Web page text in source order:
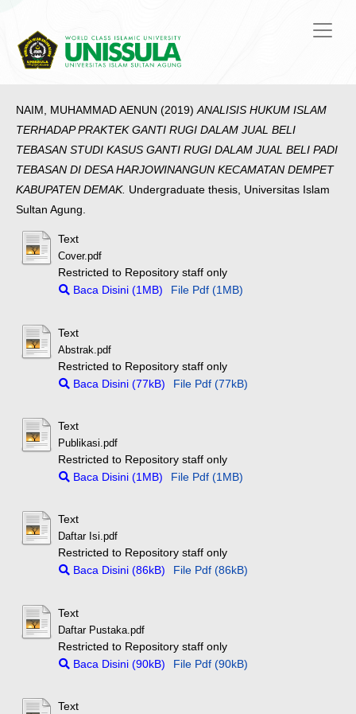
NAIM, MUHAMMAD AENUN (2019)ANALISIS HUKUM ISLAM
TERHADAP PRAKTEK GANTI RUGI DALAM JUAL BELI
TEBASAN STUDI KASUS GANTI RUGI DALAM JUAL BELI PADI
TEBASAN DI DESA HARJOWINANGUN KECAMATAN DEMPET
KABUPATEN DEMAK. Undergraduate thesis, Universitas Islam
Sultan Agung.
Text
Cover.pdf
Restricted to Repository staff only
Baca Disini (1MB)
File Pdf (1MB)
Text
Abstrak.pdf
Restricted to Repository staff only
Baca Disini (77kB)
File Pdf (77kB)
Text
Publikasi.pdf
Restricted to Repository staff only
Baca Disini (1MB)
File Pdf (1MB)
Text
Daftar Isi.pdf
Restricted to Repository staff only
Baca Disini (86kB)
File Pdf (86kB)
Text
Daftar Pustaka.pdf
Restricted to Repository staff only
Baca Disini (90kB)
File Pdf (90kB)
Text